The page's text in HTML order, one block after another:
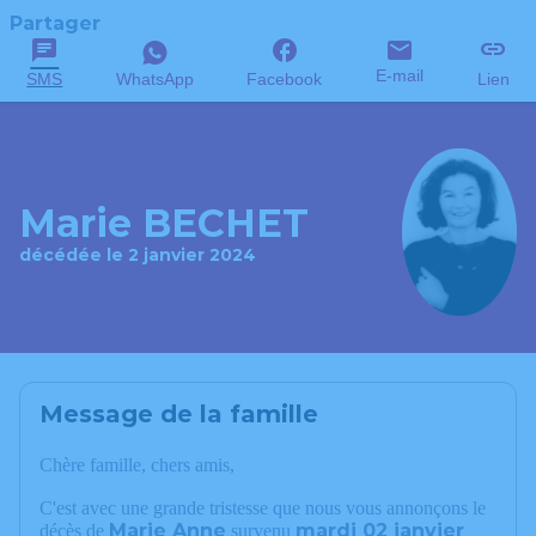
Partager
SMS WhatsApp Facebook E-mail Lien
Marie BECHET
décédée le 2 janvier 2024
Message de la famille
Chère famille, chers amis,
C'est avec une grande tristesse que nous vous annonçons le
décès de Marie Anne survenu mardi 02 janvier